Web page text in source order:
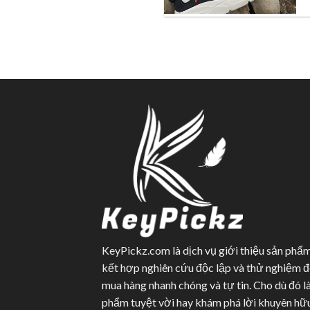
KeyPickz.com là dịch vụ giới thiệu sản
kết hợp nghiên cứu độc lập và thử nghiệm
mua hàng nhanh chóng và tự tin. Cho dù đó
phẩm tuyệt vời hay khám phá lời khuyên